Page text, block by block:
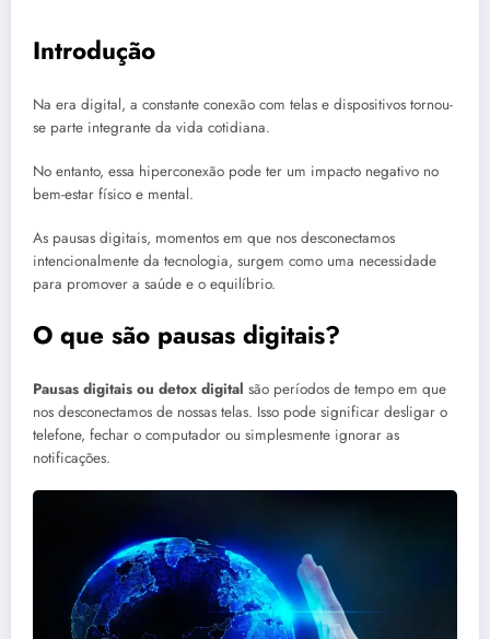
Introdução
Na era digital, a constante conexão com telas e dispositivos tornou-
se parte integrante da vida cotidiana.
No entanto, essa hiperconexão pode ter um impacto negativo no
bem-estar físico e mental.
As pausas digitais, momentos em que nos desconectamos
intencionalmente da tecnologia, surgem como uma necessidade
para promover a saúde e o equilíbrio.
O que são pausas digitais?
Pausas digitais ou detox digital são períodos de tempo em que
nos desconectamos de nossas telas. Isso pode significar desligar o
telefone, fechar o computador ou simplesmente ignorar as
notificações.